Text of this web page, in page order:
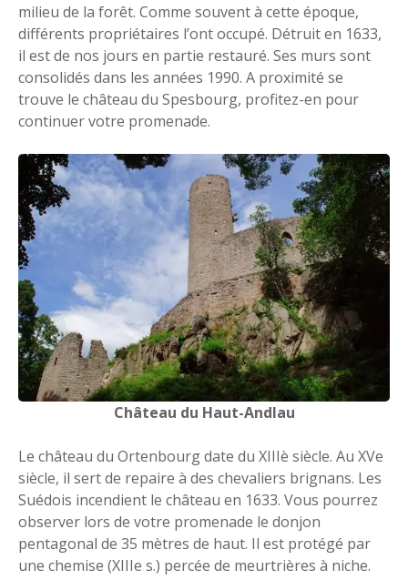
milieu de la forêt. Comme souvent à cette époque,
différents propriétaires l’ont occupé. Détruit en 1633,
il est de nos jours en partie restauré. Ses murs sont
consolidés dans les années 1990. A proximité se
trouve le château du Spesbourg, profitez-en pour
continuer votre promenade.
Château du Haut-Andlau
Le château du Ortenbourg date du XIIIè siècle. Au XVe
siècle, il sert de repaire à des chevaliers brignans. Les
Suédois incendient le château en 1633. Vous pourrez
observer lors de votre promenade le donjon
pentagonal de 35 mètres de haut. Il est protégé par
une chemise (XIIIe s.) percée de meurtrières à niche.